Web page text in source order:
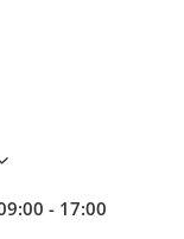
- 17:00